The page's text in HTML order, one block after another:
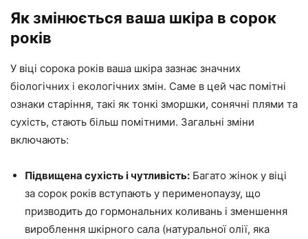
Як змінюється ваша шкіра в сорок
років
У віці сорока років ваша шкіра зазнає значних
біологічних і екологічних змін. Саме в цей час помітні
ознаки старіння, такі як тонкі зморшки, сонячні плями та
сухість, стають більш помітними. Загальні зміни
включають:
Підвищена сухість і чутливість: Багато жінок у віці
за сорок років вступають у перименопаузу, що
призводить до гормональних коливань і зменшення
вироблення шкірного сала (натуральної олії, яка